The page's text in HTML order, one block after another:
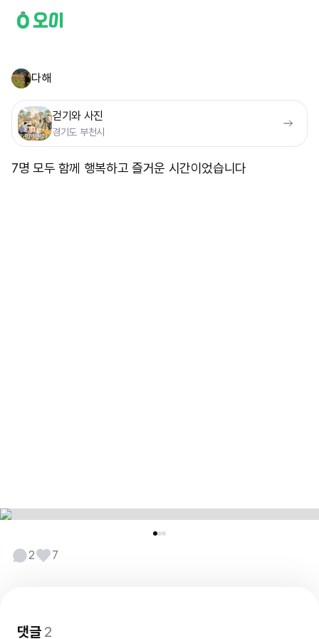
다해
걷기와 사진
경기도 부천시
7명 모두 함께 행복하고 즐거운 시간이었습니다
2 7
댓글2